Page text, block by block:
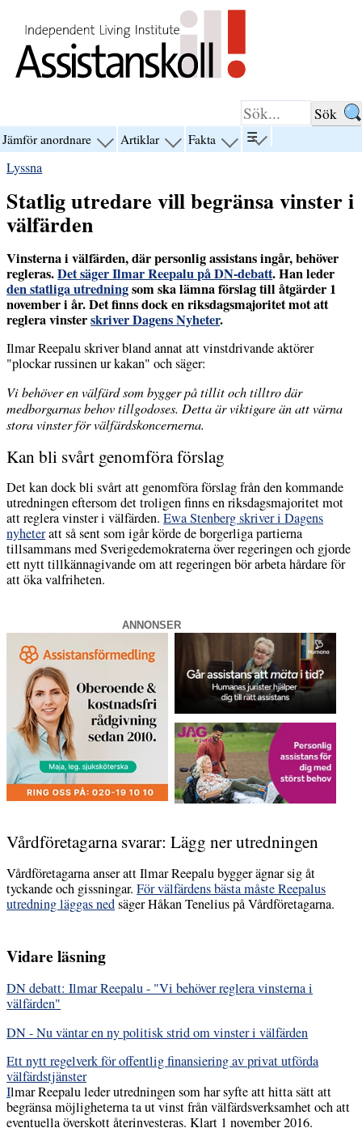
Jämför anordnare visa
anordnare”
Artiklar visa Fakta visa
☰visa
menyn
Lyssna
Statlig utredare vill begränsa vinster i
välfärden
Vinsterna i välfärden, där personlig assistans ingår, behöver
regleras.Det säger Ilmar Reepalu på DN-debatt. Han leder
den statliga utredningsom ska lämna förslag till åtgärder 1
november i år. Det finns dock en riksdagsmajoritet mot att
reglera vinsterskriver Dagens Nyheter.
Ilmar Reepalu skriver bland annat att vinstdrivande aktörer
"plockar russinen ur kakan" och säger:
Vi behöver en välfärd som bygger på tillit och tilltro där
medborgarnas behov tillgodoses. Detta är viktigare än att värna
stora vinster för välfärdskoncernerna.
Kan bli svårt genomföra förslag
Det kan dock bli svårt att genomföra förslag från den kommande
utredningen eftersom det troligen finns en riksdagsmajoritet mot
att reglera vinster i välfärden.Ewa Stenberg skriver i Dagens
nyheteratt så sent som igår körde de borgerliga partierna
tillsammans med Sverigedemokraterna över regeringen och gjorde
ett nytt tillkännagivande om att regeringen bör arbeta hårdare för
att öka valfriheten.
ANNONSER
Vårdföretagarna svarar: Lägg ner utredningen
Vårdföretagarna anser att Ilmar Reepalu bygger ägnar sig åt
tyckande och gissningar.För välfärdens bästa måste Reepalus
utredning läggas nedsäger Håkan Tenelius på Vårdföretagarna.
Vidare läsning
DN debatt: Ilmar Reepalu - "Vi behöver reglera vinsterna i
välfärden"
DN - Nu väntar en ny politisk strid om vinster i välfärden
Ett nytt regelverk för offentlig finansiering av privat utförda
välfärdstjänster
Ilmar Reepalu leder utredningen som har syfte att hitta sätt att
begränsa möjligheterna ta ut vinst från välfärdsverksamhet och att
eventuella överskott återinvesteras. Klart 1 november 2016.